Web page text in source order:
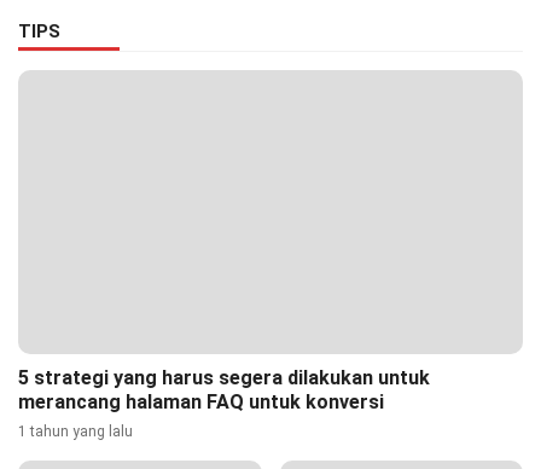
TIPS
5 strategi yang harus segera dilakukan untuk
merancang halaman FAQ untuk konversi
1 tahun yang lalu